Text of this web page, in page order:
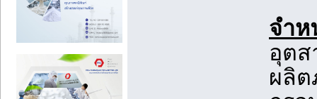
จำห
อุตส
ผลิ